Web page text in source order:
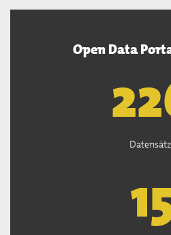
Open Data